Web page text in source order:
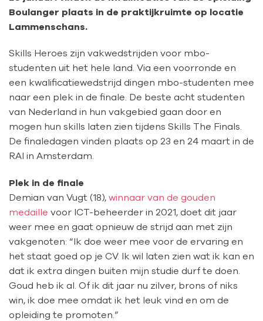
Boulanger plaats in de praktijkruimte op locatie
Lammenschans.
Skills Heroes zijn vakwedstrijden voor mbo-
studenten uit het hele land. Via een voorronde en
een kwalificatiewedstrijd dingen mbo-studenten mee
naar een plek in de finale. De beste acht studenten
van Nederland in hun vakgebied gaan door en
mogen hun skills laten zien tijdens Skills The Finals.
De finaledagen vinden plaats op 23 en 24 maart in de
RAI in Amsterdam.
Plek in de finale
Demian van Vugt (18), winnaar van de gouden
medaille voor ICT-beheerder in 2021, doet dit jaar
weer mee en gaat opnieuw de strijd aan met zijn
vakgenoten: “Ik doe weer mee voor de ervaring en
het staat goed op je CV. Ik wil laten zien wat ik kan en
dat ik extra dingen buiten mijn studie durf te doen.
Goud heb ik al. Of ik dit jaar nu zilver, brons of niks
win, ik doe mee omdat ik het leuk vind en om de
opleiding te promoten.”